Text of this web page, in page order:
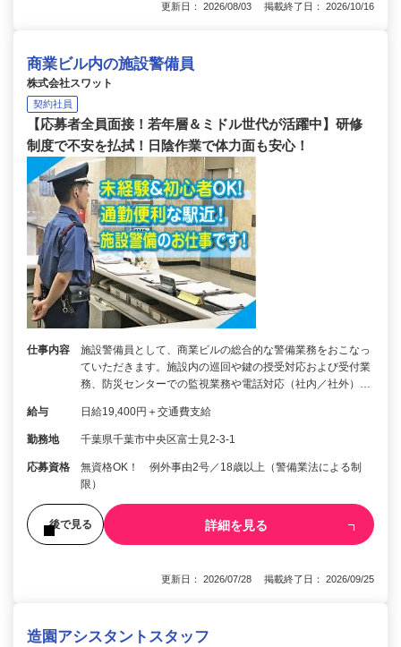
更新日： 2026/08/03 掲載終了日： 2026/10/16
商業ビル内の施設警備員
株式会社スワット
契約社員
【応募者全員面接！若年層＆ミドル世代が活躍中】研修
制度で不安を払拭！日陰作業で体力面も安心！
仕事内容
施設警備員として、商業ビルの総合的な警備業務をおこなっ
ていただきます。施設内の巡回や鍵の授受対応および受付業
務、防災センターでの監視業務や電話対応（社内／社外）…
給与 日給19,400円＋交通費支給
勤務地 千葉県千葉市中央区富士見2-3-1
応募資格
無資格OK！ 例外事由2号／18歳以上（警備業法による制
限）
後で見る 詳細を見る
更新日： 2026/07/28 掲載終了日： 2026/09/25
造園アシスタントスタッフ